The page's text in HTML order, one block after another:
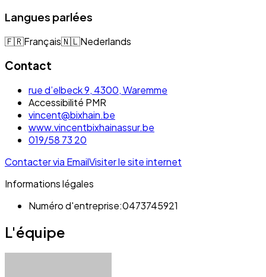
Langues parlées
🇫🇷Français🇳🇱Nederlands
Contact
rue d’elbeck 9, 4300, Waremme
Accessibilité PMR
vincent@bixhain.be
www.vincentbixhainassur.be
019/58 73 20
Contacter via EmailVisiter le site internet
Informations légales
Numéro d'entreprise:0473745921
L'équipe